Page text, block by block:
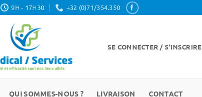
9H - 17H30 +32 (0)71/354.350
SE CONNECTER / S’INSCRIRE
QUI SOMMES-NOUS ? LIVRAISON CONTACT